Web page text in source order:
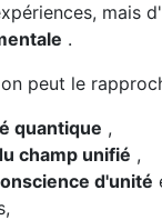
mais d'
.
peut le
quantique ,
champ unifié ,
d'unité